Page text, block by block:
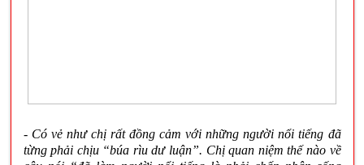
- Có vẻ như chị rất đồng cảm với những người nổi tiếng đã
từng phải chịu “búa rìu dư luận”. Chị quan niệm thế nào về